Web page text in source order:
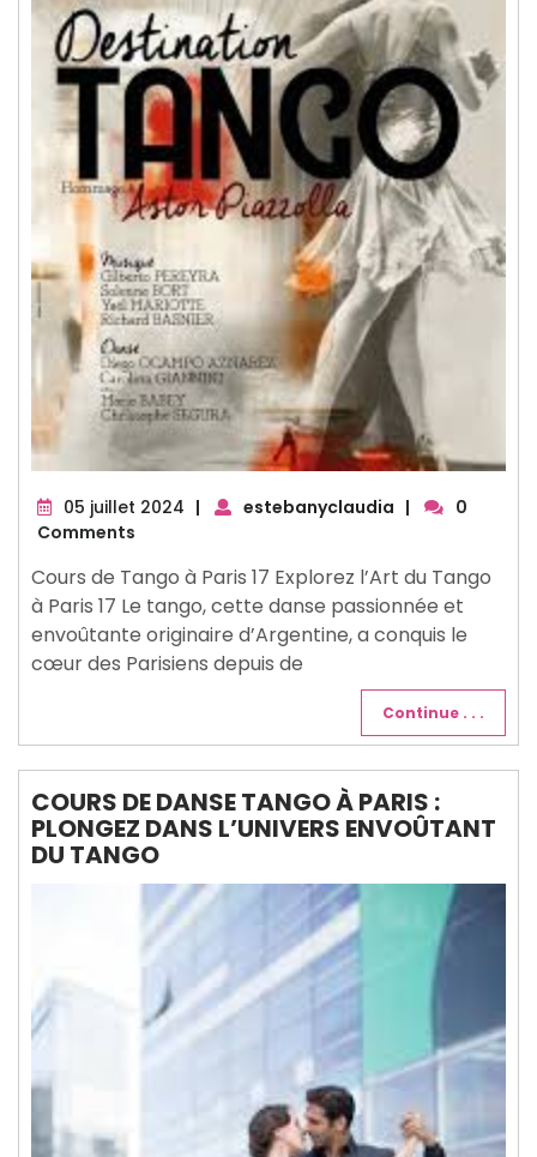
05 juillet 2024 05
| estebanyclaudia |
0
Comments
Cours de Tango à Paris 17 Explorez l’Art du Tango
à Paris 17 Le tango, cette danse passionnée et
envoûtante originaire d’Argentine, a conquis le
cœur des Parisiens depuis de
Continue . . .
COURS DE DANSE TANGO À PARIS :
PLONGEZ DANS L’UNIVERS ENVOÛTANT
DU TANGO